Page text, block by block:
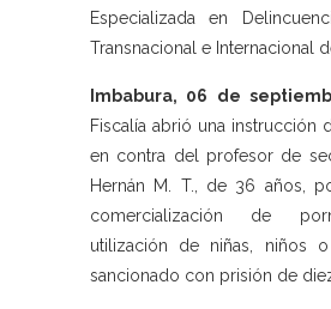
Especializada en
Transnacional e Internacional
Imbabura, 06 de
Fiscalía abrió una instrucción
en contra del profesor de
Hernán M. T., de 36 años,
comercialización de
utilización de niñas, niños o
sancionado con prisión de